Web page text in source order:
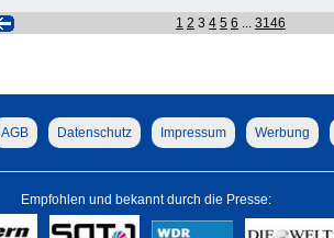
1 2 3 4 5 6 3146
AGB Datenschutz Impressum Werbung
Empfohlen und bekannt durch die Presse: